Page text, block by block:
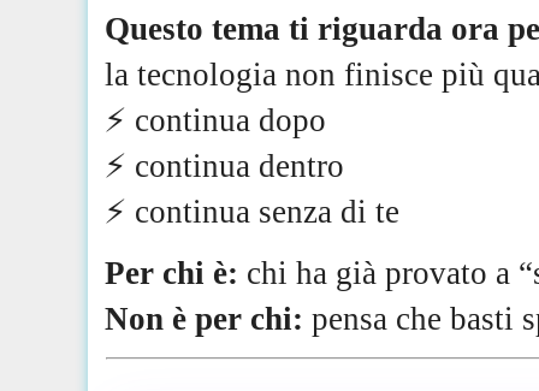
Questo tema ti riguarda ora
la tecnologia non finisce più
⚡️ continua dopo
⚡️ continua dentro
⚡️ continua senza di te
Per chi è: chi ha già provato a
Non è per chi: pensa che basti